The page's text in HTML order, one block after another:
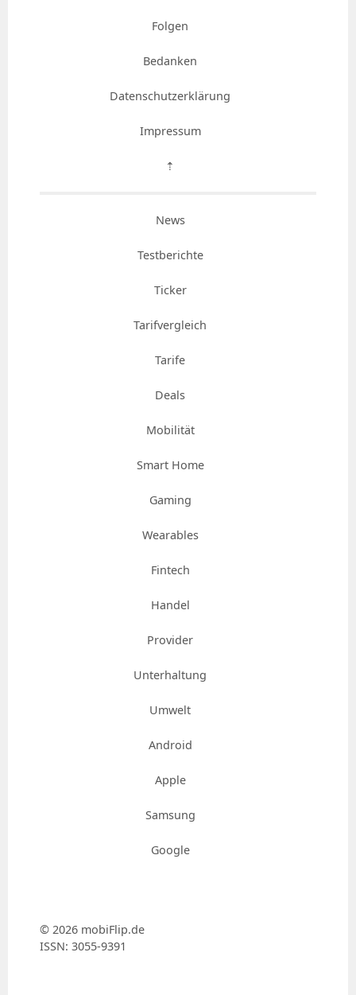
Folgen
Bedanken
Datenschutzerklärung
Impressum
⇡
News
Testberichte
Ticker
Tarifvergleich
Tarife
Deals
Mobilität
Smart Home
Gaming
Wearables
Fintech
Handel
Provider
Unterhaltung
Umwelt
Android
Apple
Samsung
Google
© 2026 mobiFlip.de
ISSN: 3055-9391